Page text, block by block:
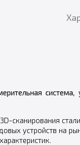
сканирования
устройств на